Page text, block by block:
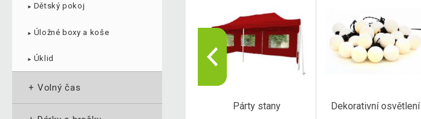
► Dětský pokoj
► Úložné boxy a koše
► Úklid
+ Volný čas
a šipky Poker Párty stany Dekorativní osvětlení